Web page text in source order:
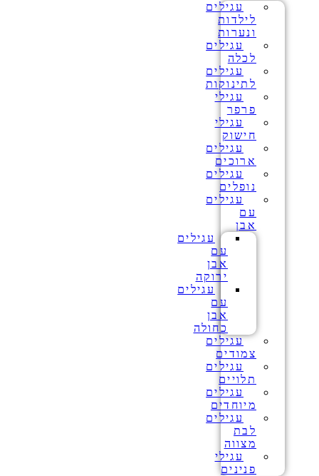
עגילים
לילדות
ונערות
עגילים
לכלה
עגילים
לתינוקות
עגילי
פרפר
עגילי
חישוק
עגילים
ארוכים
עגילים
נופלים
עגילים
עם
אבן
עגילים
עם
אבן
ירוקה
עגילים
עם
אבן
כחולה
עגילים
צמודים
עגילים
תלויים
עגילים
מיוחדים
עגילים
לבת
מצווה
עגילי
פנינים